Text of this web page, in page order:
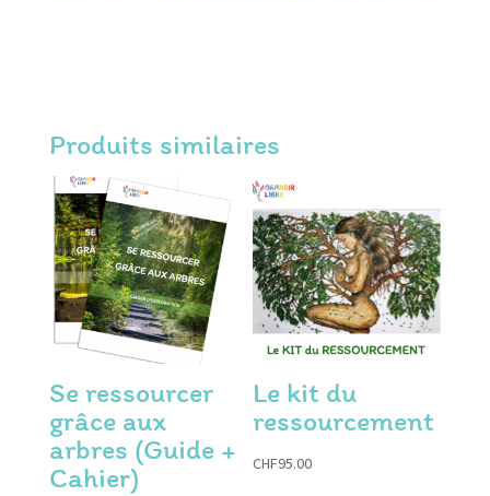
Produits similaires
Se ressourcer
grâce aux
arbres (Guide +
Cahier)
Le kit du
ressourcement
CHF95.00